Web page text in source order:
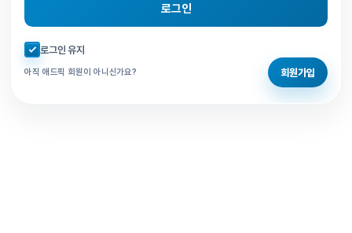
로그인
자동로그인 체크
로그인 유지
아직 애드픽 회원이 아니신가요? 회원가입